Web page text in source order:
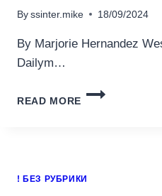
By ssinter.mike 18/09/2024
By Marjorie Hernandez
Dailym…
READ MORE
MORE
AS
! БЕЗ РУБРИКИ